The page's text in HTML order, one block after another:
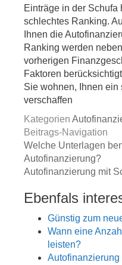
Einträge in der Schufa
schlechtes Ranking.
Ihnen die
Ranking werden
vorherigen
Faktoren
Sie wohnen, Ihnen
verschaffen
Kategorien
Beitrags-Navigation
Welche Unterlagen
Autofinanzierung?
Autofinanzierung mit
Ebenfals
Günstig zum
Wann eine
leisten?